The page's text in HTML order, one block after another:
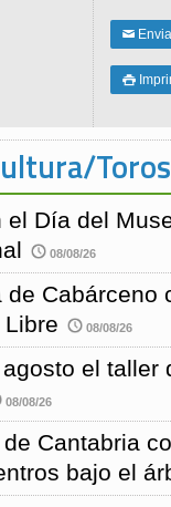
✉

Toros
Día del
08/08/26
Cabárceno
08/08/26
el taller
08/08/26
Cantabria
bajo el